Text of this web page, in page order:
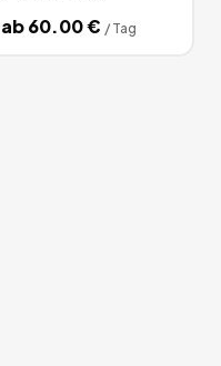
ab60.00€ / Tag